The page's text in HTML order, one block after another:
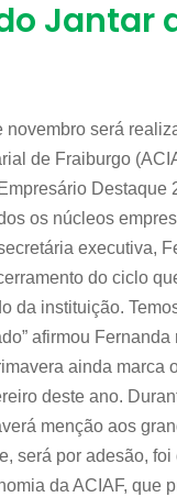
Jantar
novembro será
de Fraiburgo
Destaque
os núcleos
executiva,
do ciclo
da instituição.
afirmou
ainda marca
deste ano.
menção aos
será por adesão,
da ACIAF, que